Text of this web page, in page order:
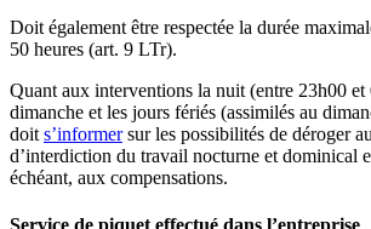
Doit également être respectée la durée
50 heures (art. 9 LTr).
Quant aux interventions la nuit (entre 23h00
dimanche et les jours fériés (assimilés au
doit s’informersur les possibilités de déroger
d’interdiction du travail nocturne et dominical
échéant, aux compensations.
Service de piquet effectué dans l’entreprise